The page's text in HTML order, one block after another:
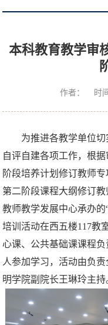
本科教育教学审
作者： 时间
为推进各教学单位切
自评自建各项工作，根
阶段培养计划修订教师
第二阶段课程大纲修订
教师教学发展中心承办
培训活动在西五楼117教
心课、公共基础课课程
人参加学习，活动由负
明学院副院长王琳玲主持